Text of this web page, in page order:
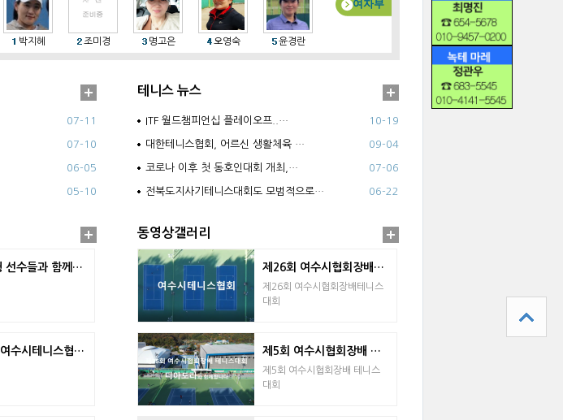
박지혜 조미경 명고은 오영숙 윤경란
여자부
07-11
07-10
06-05
05-10
김포시청 선수들과 함께하는 원포인트 레슨
2026년 여수시테니스협회 하계테니스대회
테니스 뉴스
ITF 월드챔피언십 플레이오프..… 10-19
대한테니스협회, 어르신 생활체육 … 09-04
코로나 이후 첫 동호인대회 개최,… 07-06
전북도지사기테니스대회도 모범적으로… 06-22
동영상갤러리
제26회 여수시협회장배테니스대회
제26회 여수시협회장배테니스
대회
제5회 여수시협회장배 테니스대회
제5회 여수시협회장배 테니스
대회